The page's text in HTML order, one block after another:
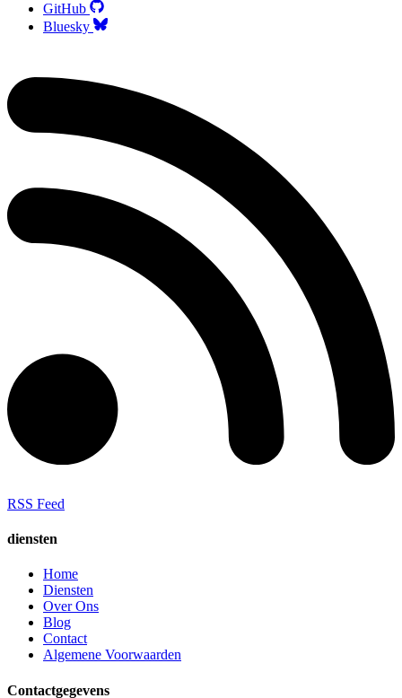
GitHub
Bluesky
RSS Feed
diensten
Home
Diensten
Over Ons
Blog
Contact
Algemene Voorwaarden
Contactgegevens